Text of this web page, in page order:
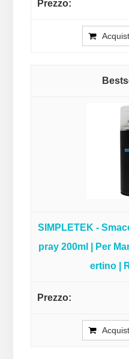
SIMPLETEK -
pray 200ml | Per
ertino |